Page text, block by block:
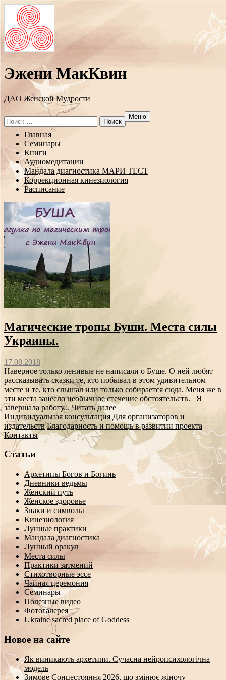
Эжени МакКвин
ДAO Женской Мудрости
Search
for:
Меню
Перейти
содержанию
Главная
Семинары
Книги
Аудиомедитации
Мандала диагностика МАРИ ТЕСТ
Коррекционная кинезиология
Расписание
Магические тропы Буши. Места силы
Украины.
17.08.2018
Наверное только ленивые не написали о Буше. О ней любят
рассказывать сказки те, кто побывал в этом удивительном
месте и те, кто слышал или только собирается сюда. Меня же в
эти места занесло необычное стечение обстоятельств. Я
завершала работу... Читать далее
Индивидуальная консультация Для организаторов и
издательств Благодарность и помощь в развитии проекта
Контакты
Статьи
Архетипы Богов и Богинь
Дневники ведьмы
Женский путь
Женское здоровье
Знаки и символы
Кинезиология
Лунные практики
Мандала диагностика
Лунный оракул
Места силы
Практики затмений
Стихотворные эссе
Чайная церемония
Семинары
Полезные видео
Фотогалерея
Ukraine sacred place of Goddess
Новое на сайте
Як виникають архетипи. Сучасна нейропсихологічна
модель
Зимове Сонцестояння 2026, що змінює жіночу